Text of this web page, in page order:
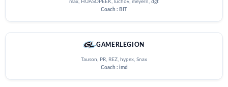
max, HUASOPEEK, luchov, meyern, dgt
Coach : BIT
GAMERLEGION
Tauson, PR, REZ, hypex, Snax
Coach : imd